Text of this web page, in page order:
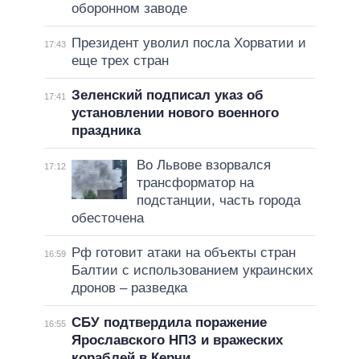
оборонном заводе
17:43
Президент уволил посла Хорватии и
еще трех стран
17:41
Зеленский подписал указ об
установлении нового военного
праздника
17:12
Во Львове взорвался
трансформатор на
подстанции, часть города
обесточена
16:59
Рф готовит атаки на объекты стран
Балтии с использованием украинских
дронов – разведка
16:55 СБУ подтвердила поражение
Ярославского НПЗ и вражеских